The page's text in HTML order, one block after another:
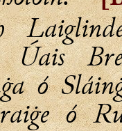
Úais
ó
ó